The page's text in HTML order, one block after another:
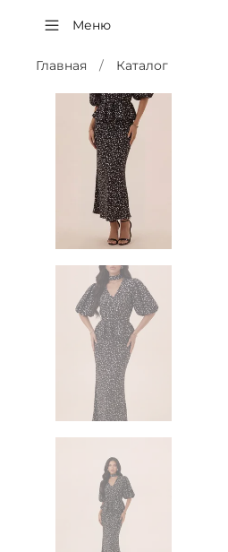
Меню
Главная Каталог